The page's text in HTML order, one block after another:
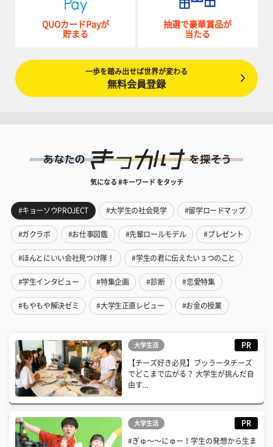
QUOカードPayが
貯まる
抽選で豪華賞品が
当たる
一歩を踏み出せば世界が変わる
無料会員登録
気になる #キーワード をタッチ
#キョーソウPROJECT #大学生の社会見学 #留学ロードマップ
#ガクラボ #お仕事図鑑 #先輩ロールモデル #プレゼント
#ほんとにいい会社見つけ隊！ #学生の君に伝えたい３つのこと
#学生インタビュー #特集企画 #診断 #恋愛特集
#もやもや解決ゼミ #大学生正直レビュー #お金の授業
大学生活 PR
【チーズ好き必見】ブッラータチーズ
でどこまで広がる？ 大学生が挑んだ自
由す...
大学生活 PR
#ぎゅ〜〜にゅー！学生の発想から生ま